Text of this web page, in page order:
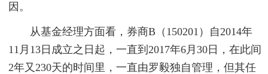
因。
从基金经理方面看，券商B（150201）自2014年
11月13日成立之日起，一直到2017年6月30日，在此间
2年又230天的时间里，一直由罗毅独自管理，但其任